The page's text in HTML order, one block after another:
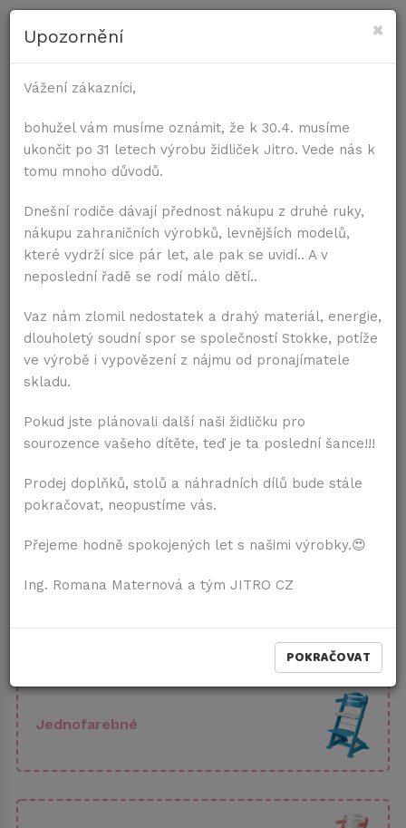
PRE STOLIČKY
KOMPLET S OPIERKAMI RÚK A TOPÁNOČKAMI (OD
Stoličku s podrúčkami zvolíme pre deti od 1,5 roka. Tie
poskytujú oporu do strán a pomáhajú aj pri vyliezaní na
stoličku. Stabilizačné topánočky, ktoré sú v sade s
podrúčkami vždy, zase zvyšujú bočnú stabilitu, keď sa
dieťa nahne cez podrúčku do strany.
Podrúčky môžu slúžiť aj školským deťom. Nie sú výškovo
nastaviteľné. Najideálnejšia je k nim výška stola 75 cm
alebo vyššia. Samostatné podrúčky nemožno
skombinovať s pultíkom, pretože nemajú drážku, ani
Dĺžka využitia stoličky by mala byť do doby, kedy dieťa
pohodlne dosiahne na zem na bežnej stoličke (13 – 15
rokov). Ale pozor, musí byť optimálna pre dieťa aj hĺbka
oprie a sedí rovno, malo by mať v podkolení ešte
podkolením. Ak tak nie je, malo by aj v 15 rokoch dieťa
používať stoličku s nastaviteľnou hĺbkou sedu.
Jednofarebné
×
Upozornění
Vážení zákazníci,
bohužel vám musíme oznámit, že k 30.4. musíme
ukončit po 31 letech výrobu židliček Jitro. Vede nás k
tomu mnoho důvodů.
Dnešní rodiče dávají přednost nákupu z druhé ruky,
nákupu zahraničních výrobků, levnějších modelů,
které vydrží sice pár let, ale pak se uvidí.. A v
neposlední řadě se rodí málo dětí..
Vaz nám zlomil nedostatek a drahý materiál, energie,
dlouholetý soudní spor se společností Stokke, potíže
ve výrobě i vypovězení z nájmu od pronajímatele
skladu.
Pokud jste plánovali další naši židličku pro
sourozence vašeho dítěte, teď je ta poslední šance!!!
Prodej doplňků, stolů a náhradních dílů bude stále
pokračovat, neopustíme vás.
Přejeme hodně spokojených let s našimi výrobky.😍
Ing. Romana Maternová a tým JITRO CZ
POKRAČOVAT